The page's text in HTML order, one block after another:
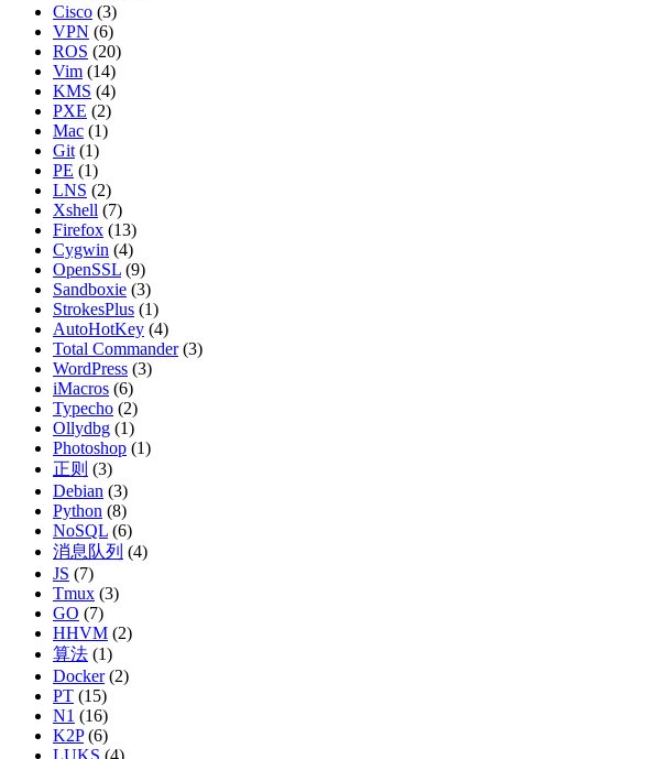
Cisco (3)
VPN (6)
ROS (20)
Vim (14)
KMS (4)
PXE (2)
Mac (1)
Git (1)
PE (1)
LNS (2)
Xshell (7)
Firefox (13)
Cygwin (4)
OpenSSL (9)
Sandboxie (3)
StrokesPlus (1)
AutoHotKey (4)
Total Commander(3)
WordPress (3)
iMacros (6)
Typecho (2)
Ollydbg (1)
Photoshop (1)
正则 (3)
Debian (3)
Python (8)
NoSQL (6)
消息队列 (4)
JS (7)
Tmux (3)
GO (7)
HHVM (2)
算法 (1)
Docker(2)
PT (15)
N1 (16)
K2P(6)
LUKS (4)